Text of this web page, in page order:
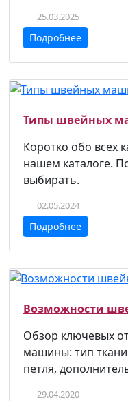
25.03.2025
Подробнее
Типы швейных
Коротко обо всех
нашем каталоге.
выбирать.
02.05.2024
Подробнее
Возможности
Обзор ключевых
машины: тип ткани
петля,
29.04.2020